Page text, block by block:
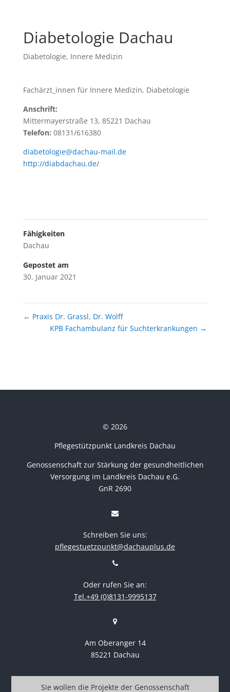
Diabetologie Dachau
Diabetologie, Innere Medizin
Fachärzt_innen für Innere Medizin, Diabetologie
Anschrift:
Mittermayerstraße 13, 85221 Dachau
Telefon: 08131/616380
diabetologie@dachau-mail.de
http://diabdachau.de/
Fähigkeiten
Dachau
Gepostet am
30. Januar 2021
← Praxis Dr. Grassl, Dr. Wolff
KPB Fachambulanz für Suchterkrankungen →
© 2026
Pflegestützpunkt Landkreis Dachau
Genossenschaft zur Stärkung der gesundheitlichen
Versorgung im Landkreis Dachau e.G.
GnR 2690
Schreiben Sie uns:
pflegestuetzpunkt@dachauplus.de
Oder rufen Sie an:
Tel.+49 (0)8131-9995137
Am Oberanger 14
85221 Dachau
Sie wollen die Projekte der Genossenschaft